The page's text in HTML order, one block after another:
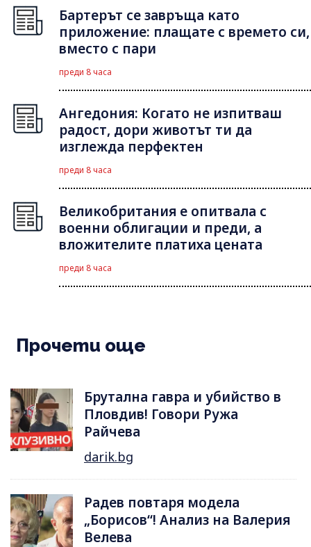
Бартерът се завръща като
приложение: плащате с времето си,
вместо с пари
преди 8 часа
Ангедония: Когато не изпитваш
радост, дори животът ти да
изглежда перфектен
преди 8 часа
Великобритания е опитвала с
военни облигации и преди, а
вложителите платиха цената
преди 8 часа
Прочети още
Брутална гавра и убийство в
Пловдив! Говори Ружа
Райчева
darik.bg
Радев повтаря модела
„Борисов“! Анализ на Валерия
Велева